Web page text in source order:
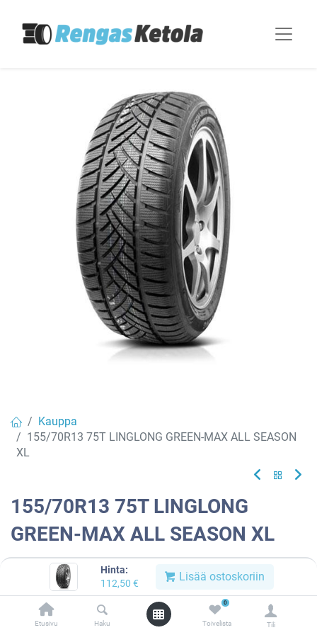
Hinta:
112,50 € Lisää ostoskoriin
Etusivu Haku
0
Toivelista Tili
Kauppa
155/70R13 75T LINGLONG GREEN-MAX ALL SEASON
XL
155/70R13 75T LINGLONG
GREEN-MAX ALL SEASON XL
EAN:6959956736812 Tuotekoodi:782342
Tällä tuotteella ei ole kelvollista yhdistelmää.